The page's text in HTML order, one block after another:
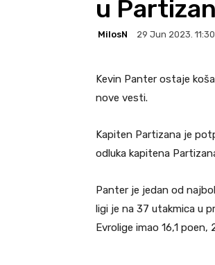
u
MilosN 29 Jun 2023. 11:30
Kevin Panter ostaje
nove vesti.
Kapiten Partizana je
odluka kapitena
Panter je jedan od
ligi je na 37 utakmica u
Evrolige imao 16,1 poen,